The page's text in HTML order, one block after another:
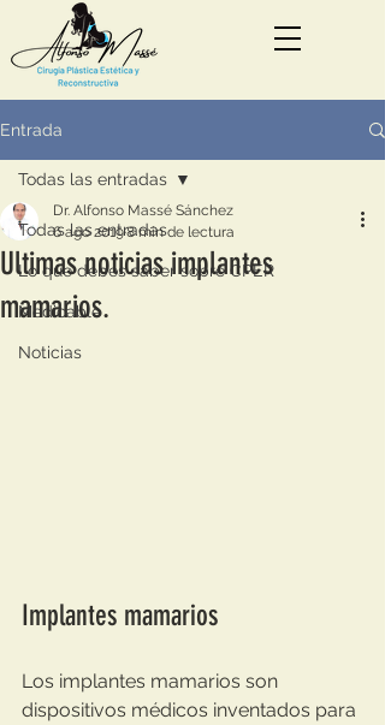
Entrada
Todas las entradas
Lo que debes saber sobre CPER
Medicable
Noticias
Todas las entradas
Ultimas noticias implantes
mamarios.
Dr. Alfonso Massé Sánchez
6 ago 20198 min de lectura
Implantes mamarios
Los implantes mamarios son
dispositivos médicos inventados para